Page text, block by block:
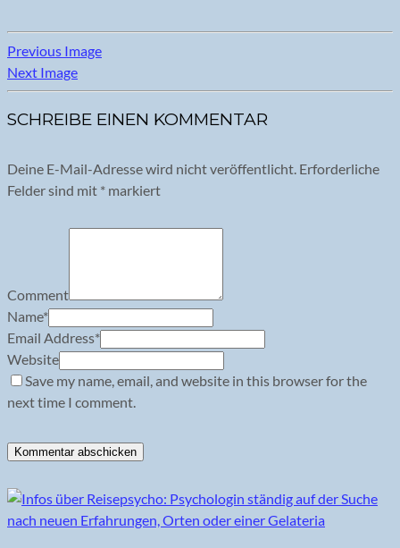
Previous Image
Next Image
SCHREIBE EINEN KOMMENTAR
Deine E-Mail-Adresse wird nicht veröffentlicht. Erforderliche
Felder sind mit * markiert
Comment
Name*
Email Address*
Website
Save my name, email, and website in this browser for the
next time I comment.